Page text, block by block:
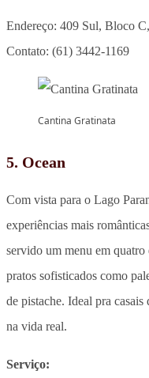
Endereço: 409 Sul, Bloco
Contato: (61) 3442-1169
Cantina Gratinata
5. Ocean
Com vista para o Lago
experiências mais
servido um menu em
pratos sofisticados como
de pistache. Ideal pra
na vida real.
Serviço: